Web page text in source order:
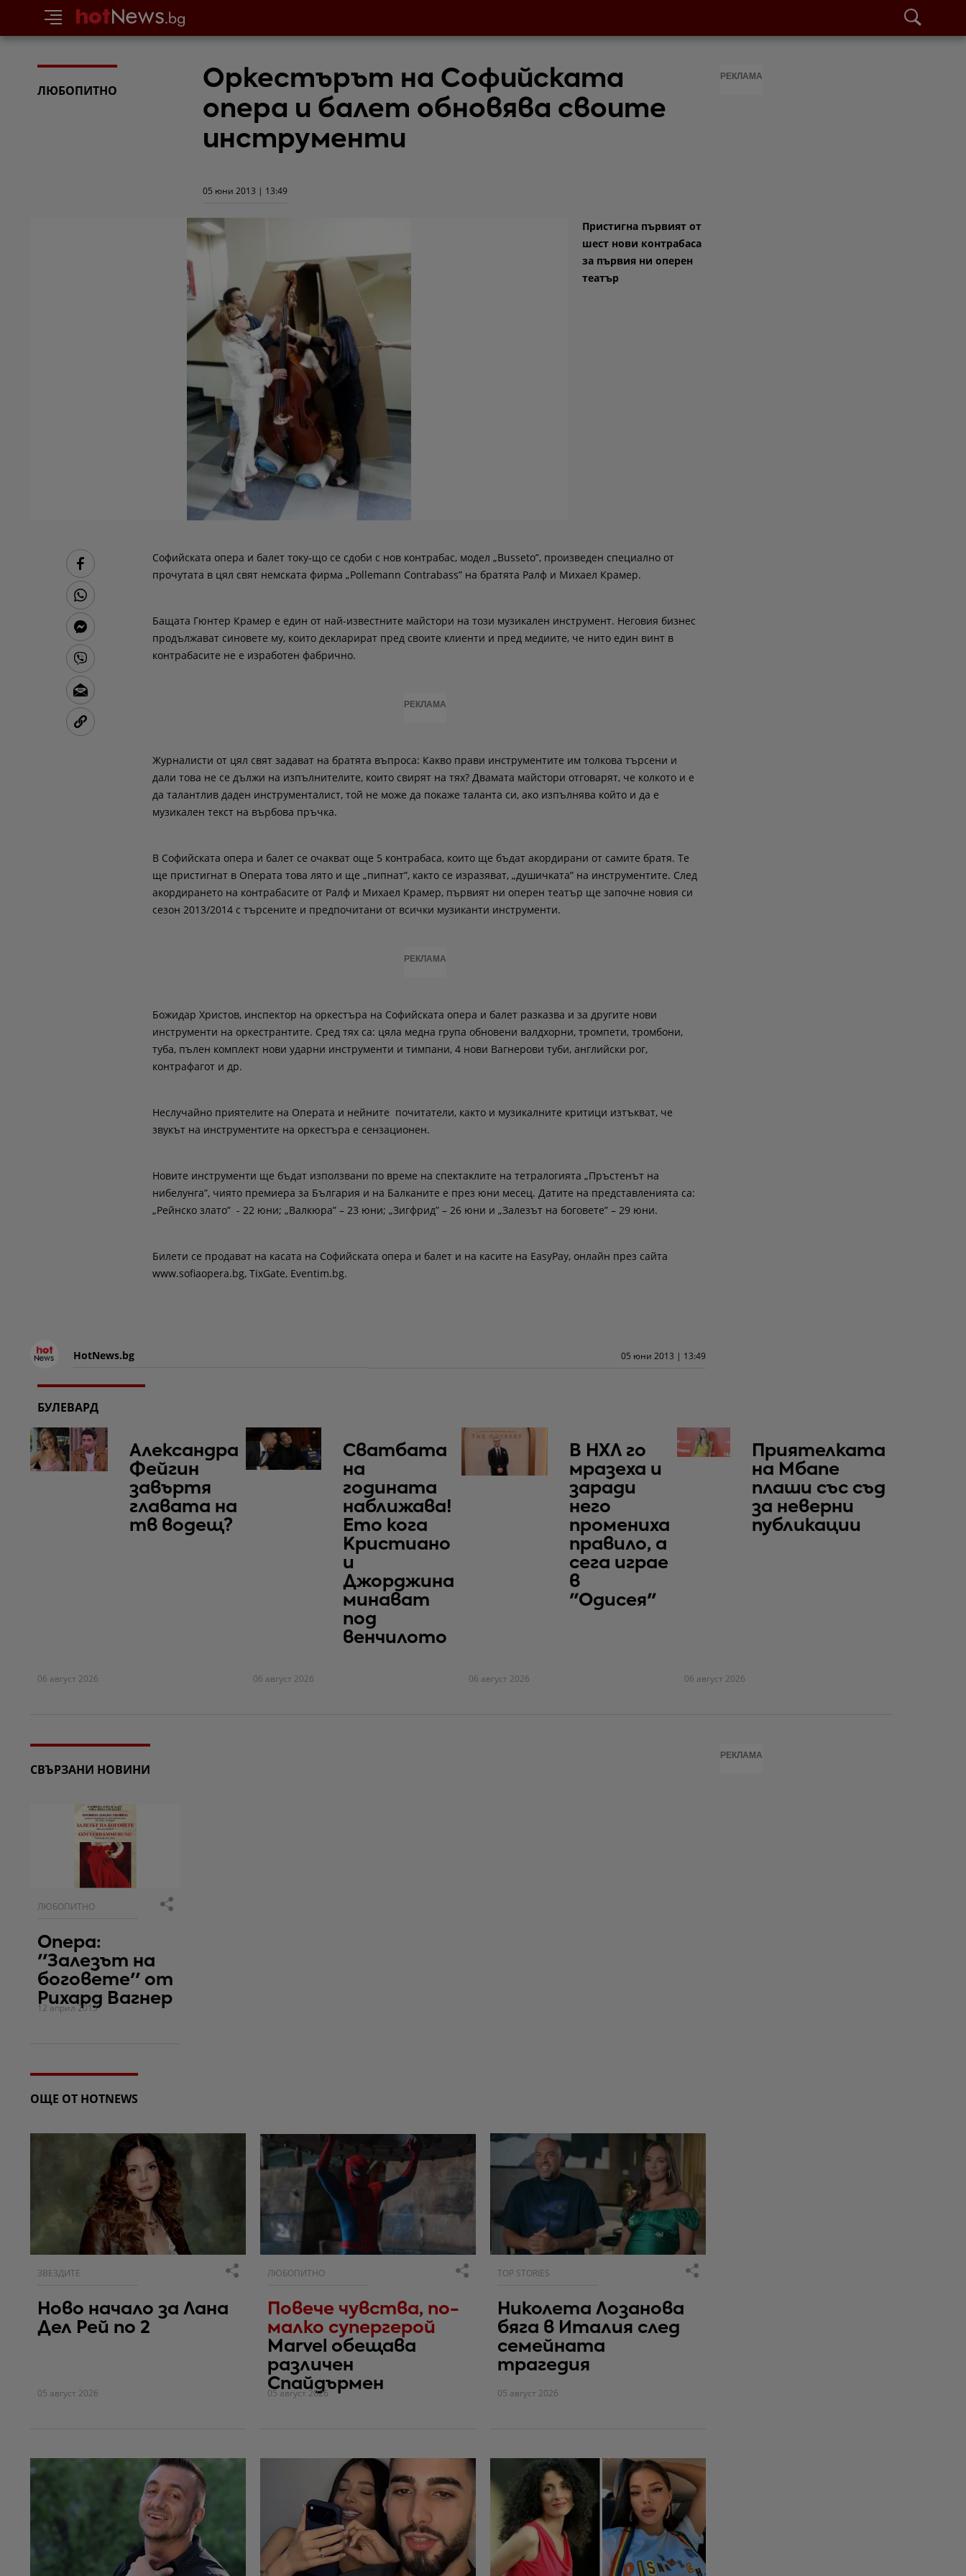
ЛЮБОПИТНО
Оркестърът на Софийската
опера и балет обновява своите
инструменти
05 юни 2013 | 13:49
Пристигна първият от
шест нови контрабаса
за първия ни оперен
театър
Софийската опера и балет току-що се сдоби с нов контрабас, модел „Busseto”, произведен специално от
прочутата в цял свят немската фирма „Pollemann Contrabass” на братята Ралф и Михаел Крамер.
Бащата Гюнтер Крамер е един от най-известните майстори на този музикален инструмент. Неговия бизнес
продължават синовете му, които декларират пред своите клиенти и пред медиите, че нито един винт в
контрабасите не е изработен фабрично.
РЕКЛАМА
Журналисти от цял свят задават на братята въпроса: Какво прави инструментите им толкова търсени и
дали това не се дължи на изпълнителите, които свирят на тях? Двамата майстори отговарят, че колкото и е
да талантлив даден инструменталист, той не може да покаже таланта си, ако изпълнява който и да е
музикален текст на върбова пръчка.
В Софийската опера и балет се очакват още 5 контрабаса, които ще бъдат акордирани от самите братя. Те
ще пристигнат в Операта това лято и ще „пипнат”, както се изразяват, „душичката” на инструментите. След
акордирането на контрабасите от Ралф и Михаел Крамер, първият ни оперен театър ще започне новия си
сезон 2013/2014 с търсените и предпочитани от всички музиканти инструменти.
РЕКЛАМА
Божидар Христов, инспектор на оркестъра на Софийската опера и балет разказва и за другите нови
инструменти на оркестрантите. Сред тях са: цяла медна група обновени валдхорни, тромпети, тромбони,
туба, пълен комплект нови ударни инструменти и тимпани, 4 нови Вагнерови туби, английски рог,
контрафагот и др.
Неслучайно приятелите на Операта и нейните почитатели, както и музикалните критици изтъкват, че
звукът на инструментите на оркестъра е сензационен.
Новите инструменти ще бъдат използвани по време на спектаклите на тетралогията „Пръстенът на
нибелунга”, чиято премиера за България и на Балканите е през юни месец. Датите на представленията са:
„Рейнско злато” - 22 юни; „Валкюра” – 23 юни; „Зигфрид” – 26 юни и „Залезът на боговете” – 29 юни.
Билети се продават на касата на Софийската опера и балет и на касите на EasyPay, онлайн през сайта
www.sofiaopera.bg, TixGate, Eventim.bg.
HotNews.bg 05 юни 2013 | 13:49
РЕКЛАМА
БУЛЕВАРД
Александра
Фейгин
завъртя
главата на
тв водещ?
06 август 2026
Сватбата
на
годината
наближава!
Ето кога
Кристиано
и
Джорджина
минават
под
венчилото
06 август 2026
В НХЛ го
мразеха и
заради
него
промениха
правило, а
сега играе
в
"Одисея"
06 август 2026
Приятелката
на Мбапе
плаши със съд
за неверни
публикации
06 август 2026
СВЪРЗАНИ НОВИНИ
ЛЮБОПИТНО
Опера:
''Залезът на
боговете'' от
Рихард Вагнер
12 април 2013
ОЩЕ ОТ HOTNEWS
ЗВЕЗДИТЕ
Ново начало за Лана
Дел Рей по 2
05 август 2026
ЛЮБОПИТНО
Повече чувства, по-
малко супергерой
Marvel обещава
различен
Спайдърмен
05 август 2026
TOP STORIES
Николета Лозанова
бяга в Италия след
семейната
трагедия
05 август 2026
РЕКЛАМА